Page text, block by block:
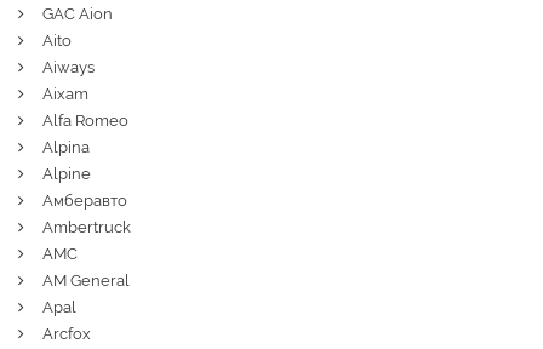
GAC Aion
Aito
Aiways
Aixam
Alfa Romeo
Alpina
Alpine
Амберавто
Ambertruck
AMC
AM General
Apal
Arcfox